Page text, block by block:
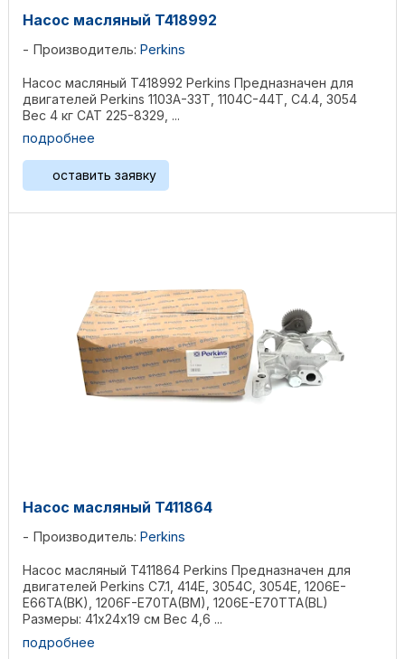
Насос масляный T418992
Производитель: Perkins
Насос масляный T418992 Perkins Предназначен для
двигателей Perkins 1103A-33T, 1104C-44T, C4.4, 3054
Вес 4 кг CAT 225-8329, ...
подробнее
оставить заявку
Насос масляный T411864
Производитель: Perkins
Насос масляный T411864 Perkins Предназначен для
двигателей Perkins C7.1, 414E, 3054C, 3054E, 1206E-
E66TA(BK), 1206F-E70TA(BM), 1206E-E70TTA(BL)
Размеры: 41х24х19 см Вес 4,6 ...
подробнее